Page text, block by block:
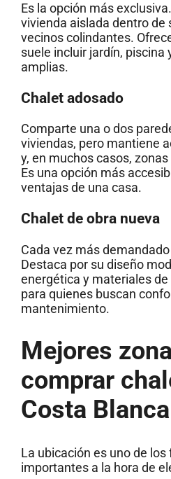
Es la opción más
vivienda aislada dentro de
vecinos colindantes.
suele incluir jardín, piscina
amplias.
Chalet adosado
Comparte una o dos
viviendas, pero mantiene
y, en muchos casos,
Es una opción más
ventajas de una casa.
Chalet de obra nueva
Cada vez más
Destaca por su diseño
energética y materiales
para quienes buscan
mantenimiento.
Mejores
comprar
Costa Blanca
La ubicación es uno de
importantes a la hora de